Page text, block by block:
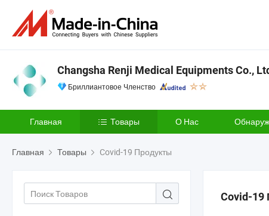
Changsha Renji Medical Equipments Co.,
Бриллиантовое Членство
Главная Товары О Нас
Главная Товары Covid-19 Продукты
Covid-